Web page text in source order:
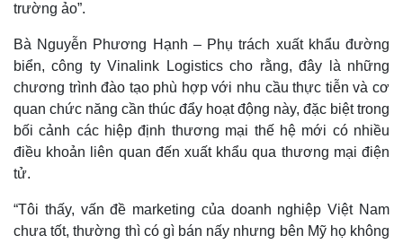
trường ảo”.
Bà Nguyễn Phương Hạnh – Phụ trách xuất khẩu đường
biển, công ty Vinalink Logistics cho rằng, đây là những
chương trình đào tạo phù hợp với nhu cầu thực tiễn và cơ
quan chức năng cần thúc đẩy hoạt động này, đặc biệt trong
bối cảnh các hiệp định thương mại thế hệ mới có nhiều
điều khoản liên quan đến xuất khẩu qua thương mại điện
tử.
“Tôi thấy, vấn đề marketing của doanh nghiệp Việt Nam
chưa tốt, thường thì có gì bán nấy nhưng bên Mỹ họ không